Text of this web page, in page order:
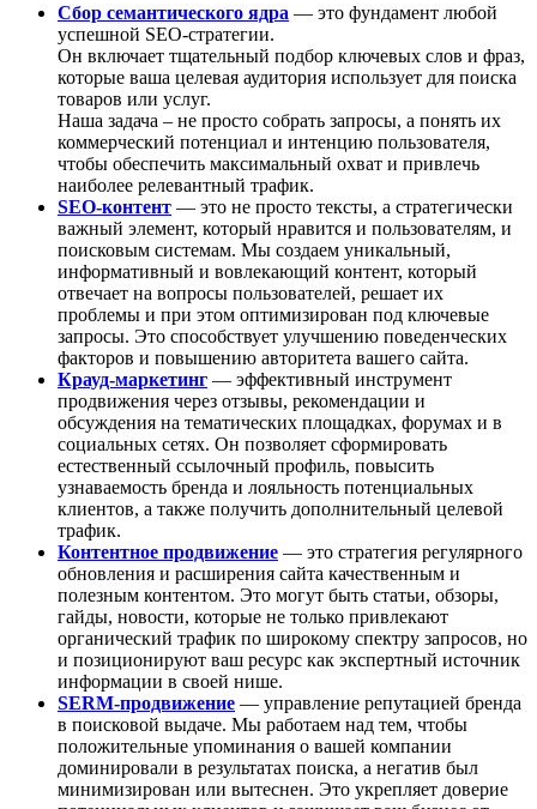
Сбор семантического ядра — это фундамент любой
успешной SEO-стратегии.
Он включает тщательный подбор ключевых слов и фраз,
которые ваша целевая аудитория использует для поиска
товаров или услуг.
Наша задача – не просто собрать запросы, а понять их
коммерческий потенциал и интенцию пользователя,
чтобы обеспечить максимальный охват и привлечь
наиболее релевантный трафик.
SEO-контент — это не просто тексты, а стратегически
важный элемент, который нравится и пользователям, и
поисковым системам. Мы создаем уникальный,
информативный и вовлекающий контент, который
отвечает на вопросы пользователей, решает их
проблемы и при этом оптимизирован под ключевые
запросы. Это способствует улучшению поведенческих
факторов и повышению авторитета вашего сайта.
Крауд-маркетинг — эффективный инструмент
продвижения через отзывы, рекомендации и
обсуждения на тематических площадках, форумах и в
социальных сетях. Он позволяет сформировать
естественный ссылочный профиль, повысить
узнаваемость бренда и лояльность потенциальных
клиентов, а также получить дополнительный целевой
трафик.
Контентное продвижение — это стратегия регулярного
обновления и расширения сайта качественным и
полезным контентом. Это могут быть статьи, обзоры,
гайды, новости, которые не только привлекают
органический трафик по широкому спектру запросов, но
и позиционируют ваш ресурс как экспертный источник
информации в своей нише.
SERM-продвижение — управление репутацией бренда
в поисковой выдаче. Мы работаем над тем, чтобы
положительные упоминания о вашей компании
доминировали в результатах поиска, а негатив был
минимизирован или вытеснен. Это укрепляет доверие